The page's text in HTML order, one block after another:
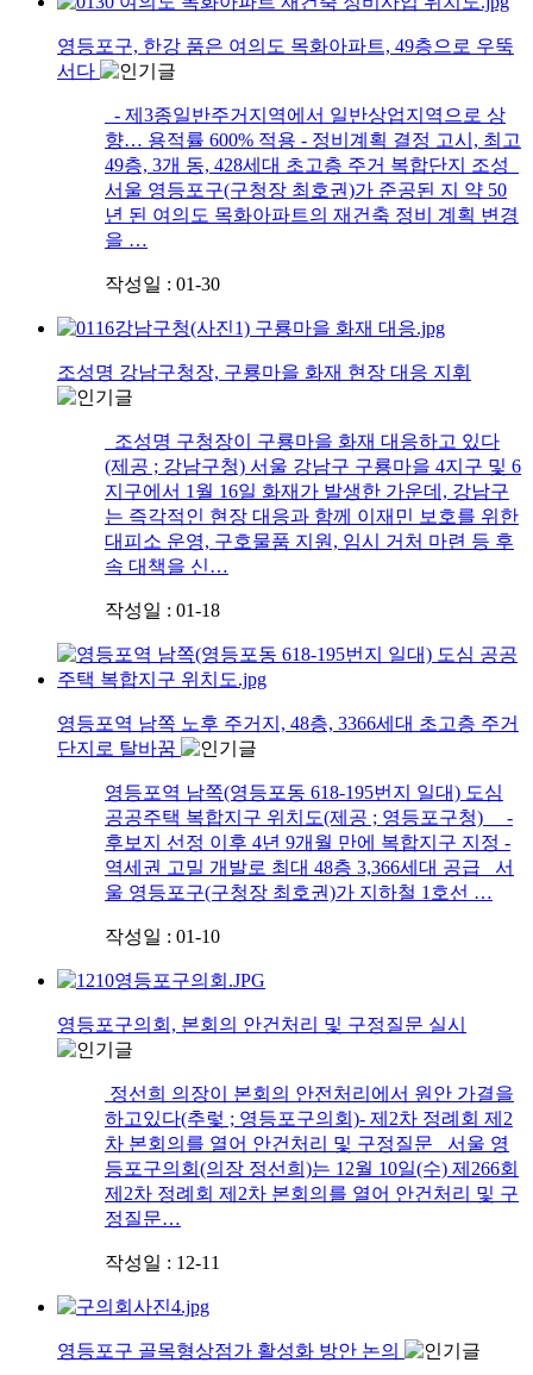
영등포구, 한강 품은 여의도 목화아파트, 49층으로 우뚝
서다
- 제3종일반주거지역에서 일반상업지역으로 상
향… 용적률 600% 적용 - 정비계획 결정 고시, 최고
49층, 3개 동, 428세대 초고층 주거 복합단지 조성
서울 영등포구(구청장 최호권)가 준공된 지 약 50
년 된 여의도 목화아파트의 재건축 정비 계획 변경
을 …
작성일 : 01-30
조성명 강남구청장, 구룡마을 화재 현장 대응 지휘
조성명 구청장이 구룡마을 화재 대응하고 있다
(제공 ; 강남구청) 서울 강남구 구룡마을 4지구 및 6
지구에서 1월 16일 화재가 발생한 가운데, 강남구
는 즉각적인 현장 대응과 함께 이재민 보호를 위한
대피소 운영, 구호물품 지원, 임시 거처 마련 등 후
속 대책을 신…
작성일 : 01-18
영등포역 남쪽 노후 주거지, 48층, 3366세대 초고층 주거
단지로 탈바꿈
영등포역 남쪽(영등포동 618-195번지 일대) 도심
공공주택 복합지구 위치도(제공 ; 영등포구청) -
후보지 선정 이후 4년 9개월 만에 복합지구 지정 -
역세권 고밀 개발로 최대 48층 3,366세대 공급 서
울 영등포구(구청장 최호권)가 지하철 1호선 …
작성일 : 01-10
영등포구의회, 본회의 안건처리 및 구정질문 실시
정선희 의장이 본회의 안전처리에서 원안 가결을
하고있다(추렃 ; 영등포구의회)- 제2차 정례회 제2
차 본회의를 열어 안건처리 및 구정질문 서울 영
등포구의회(의장 정선희)는 12월 10일(수) 제266회
제2차 정례회 제2차 본회의를 열어 안건처리 및 구
정질문…
작성일 : 12-11
영등포구 골목형상점가 활성화 방안 논의